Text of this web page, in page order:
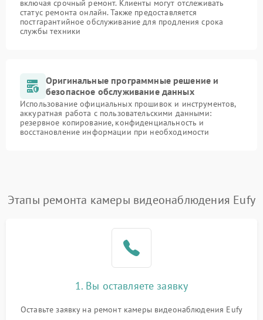
включая срочный ремонт. Клиенты могут отслеживать
статус ремонта онлайн. Также предоставляется
постгарантийное обслуживание для продления срока
службы техники
Оригинальные программные решение и
безопасное обслуживание данных
Использование официальных прошивок и инструментов,
аккуратная работа с пользовательскими данными:
резервное копирование, конфиденциальность и
восстановление информации при необходимости
Этапы ремонта камеры видеонаблюдения Eufy
1. Вы оставляете заявку
Оставьте заявку на ремонт камеры видеонаблюдения Eufy